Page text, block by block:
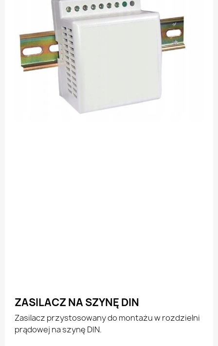
ZASILACZ NA SZYNĘ DIN
Zasilacz przystosowany do montażu w rozdzielni
prądowej na szynę DIN.